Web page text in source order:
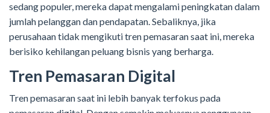
sedang populer, mereka dapat mengalami peningkatan dalam
jumlah pelanggan dan pendapatan. Sebaliknya, jika
perusahaan tidak mengikuti tren pemasaran saat ini, mereka
berisiko kehilangan peluang bisnis yang berharga.
Tren Pemasaran Digital
Tren pemasaran saat ini lebih banyak terfokus pada